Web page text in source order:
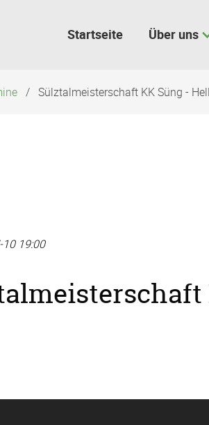
Startseite Über uns
Sülztalmeisterschaft KK Süng -
19:00